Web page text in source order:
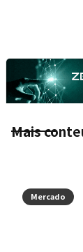
Mais
Mercado